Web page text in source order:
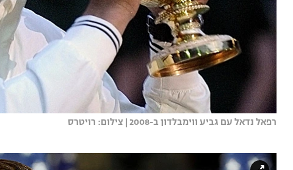
רפאל נדאל עם גביע ווימבלדון ב-2008 | צילום: רויטרס